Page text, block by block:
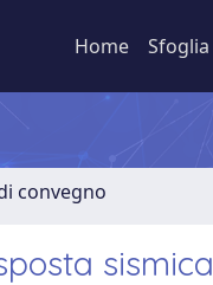
Home Sfoglia
convegno
sismica